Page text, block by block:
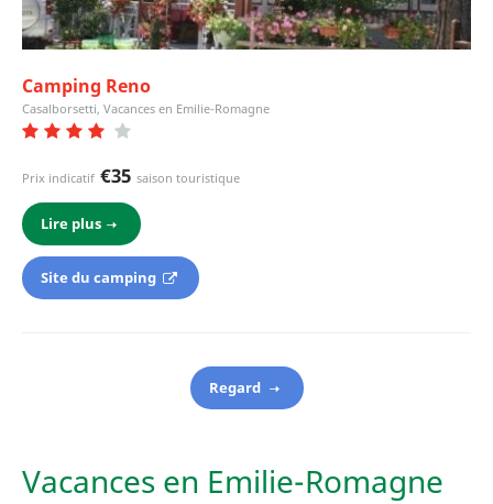
Camping Reno
Casalborsetti, Vacances en Emilie-Romagne
Prix indicatif €35 saison touristique
Lire plus
Site du camping
Regard
Vacances en Emilie-Romagne